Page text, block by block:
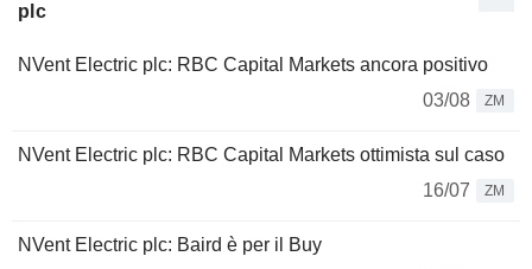
plc
NVent Electric plc: RBC Capital Markets ancora positivo
03/08
ZM
NVent Electric plc: RBC Capital Markets ottimista sul caso
16/07
ZM
NVent Electric plc: Baird è per il Buy